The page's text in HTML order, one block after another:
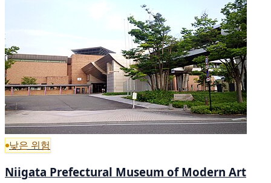
낮은 위험
Niigata Prefectural Museum of Modern Art